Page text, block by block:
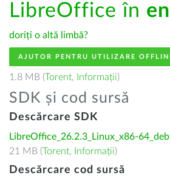
LibreOffice în
doriți o altă limbă?
AJUTOR PENTRU UTILIZARE
1.8 MB (Torent, Informații)
SDK și cod sursă
Descărcare SDK
LibreOffice_26.2.3_Linux_x86-
21 MB (Torent, Informații)
Descărcare cod sursă